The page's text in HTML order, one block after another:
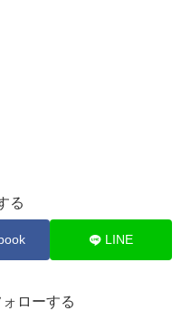
る
LINE
ローする